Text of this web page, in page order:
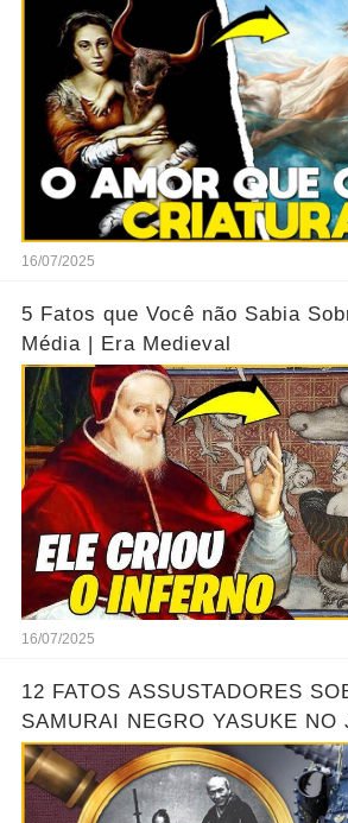
16/07/2025
5 Fatos que Você não Sabia
Média | Era Medieval
16/07/2025
12 FATOS ASSUSTADORES
SAMURAI NEGRO YASUKE NO